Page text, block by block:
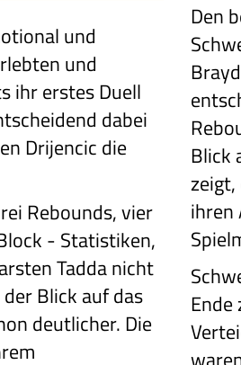
und
und
ihr erstes Duell
dabei
Drijencic die
Rebounds, vier
- Statistiken,
Tadda nicht
Blick auf das
deutlicher. Die
Den
Blick
ihren